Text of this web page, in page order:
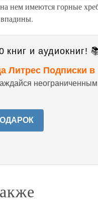
нем имеются горные
книг и аудиокниг!
Литрес Подписки в
неограниченным